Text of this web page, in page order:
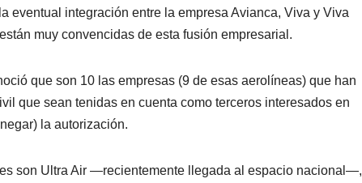
eventual integración entre la empresa Avianca, Viva y Viva
muy convencidas de esta fusión empresarial.
que son 10 las empresas (9 de esas aerolíneas) que han
que sean tenidas en cuenta como terceros interesados en
la autorización.
son Ultra Air —recientemente llegada al espacio nacional—,